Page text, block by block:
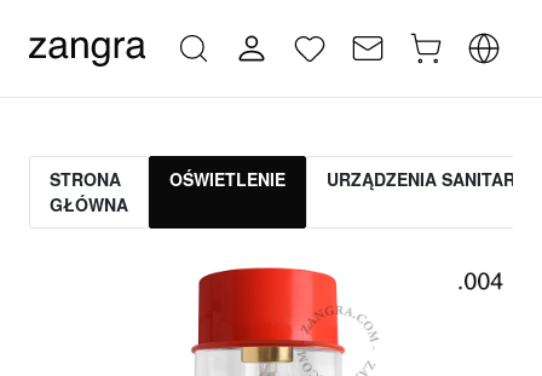
STRONA
GŁÓWNA
OŚWIETLENIE URZĄDZENIA SANITARNE